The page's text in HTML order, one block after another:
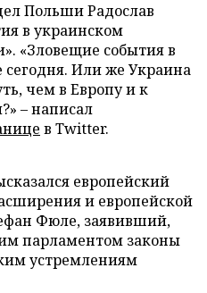
Польши Радослав
в украинском
«Зловещие события в
Или же Украина
чем в Европу и к
–написал
в Twitter.
европейский
и европейской
Фюле, заявивший,
парламентом законы
устремлениям